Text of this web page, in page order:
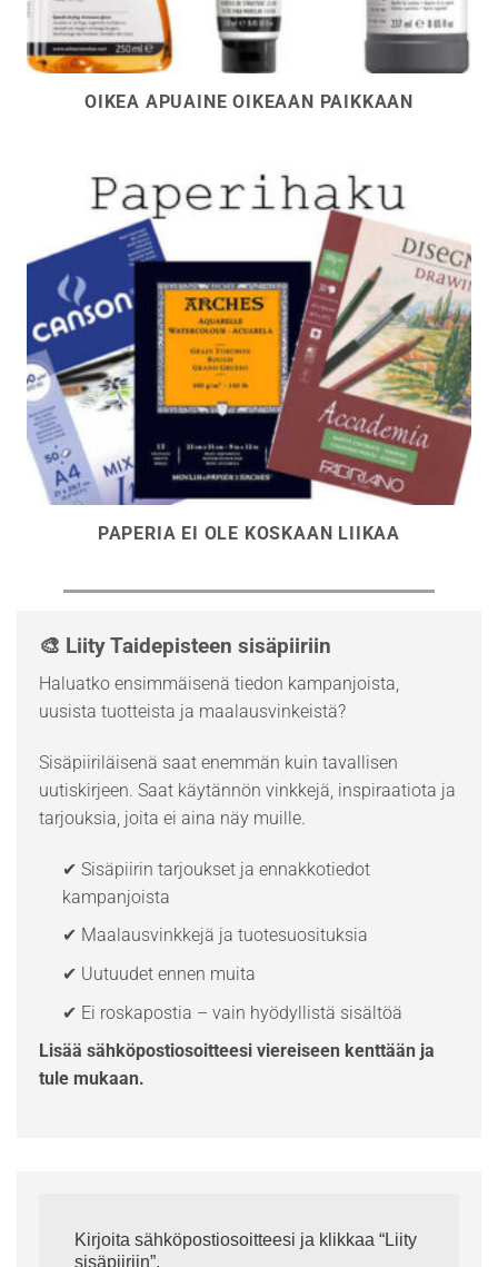
OIKEA APUAINE OIKEAAN PAIKKAAN
PAPERIA EI OLE KOSKAAN LIIKAA
🎨 Liity Taidepisteen sisäpiiriin
Haluatko ensimmäisenä tiedon kampanjoista,
uusista tuotteista ja maalausvinkeistä?
Sisäpiiriläisenä saat enemmän kuin tavallisen
uutiskirjeen. Saat käytännön vinkkejä, inspiraatiota ja
tarjouksia, joita ei aina näy muille.
✔ Sisäpiirin tarjoukset ja ennakkotiedot
kampanjoista
✔ Maalausvinkkejä ja tuotesuosituksia
✔ Uutuudet ennen muita
✔ Ei roskapostia – vain hyödyllistä sisältöä
Lisää sähköpostiosoitteesi viereiseen kenttään ja
tule mukaan.
Kirjoita sähköpostiosoitteesi ja klikkaa “Liity
sisäpiiriin”.